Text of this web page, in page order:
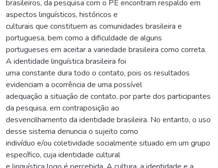
brasileiros, da pesquisa com o PE encontram respaldo em
aspectos linguísticos, históricos e
culturais que constituem as comunidades brasileira e
portuguesa, bem como a dificuldade de alguns
portugueses em aceitar a variedade brasileira como correta.
A identidade linguística brasileira foi
uma constante dura todo o contato, pois os resultados
evidenciam a ocorrência de uma possível
adequação a situação de contato, por parte dos participantes
da pesquisa, em contraposição ao
desvencilhamento da identidade brasileira. No entanto, o uso
desse sistema denuncia o sujeito como
indivíduo e/ou coletividade socialmente situado em um grupo
específico, cuja identidade cultural